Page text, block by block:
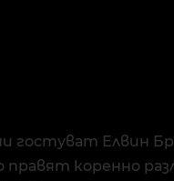
гостуват Елвин
коренно